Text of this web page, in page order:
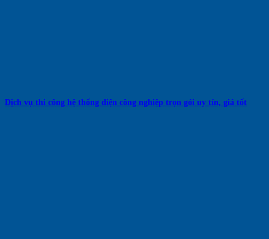
Dịch vụ thi công hệ thống điện công nghiệp trọn gói uy tín, giá tốt